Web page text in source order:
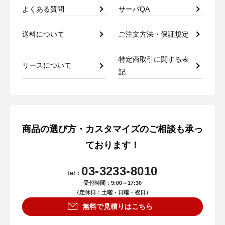
よくある質問 サーバQA
送料について ご注文方法・保証規定
リースについて
特定商取引に関する表
記
商品の選び方・カスタマイズのご相談も承っ
ております！
tel： 03-3233-8010
受付時間：9:00～17:30
（定休日：土曜・日曜・祝日）
無料で見積りはこちら